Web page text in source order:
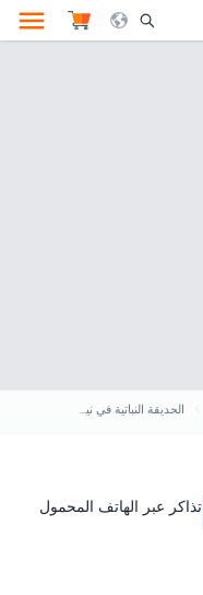
Search Opener Icon
الحديقة النباتية في نيويورك
تذاكر عبر الهاتف المحمول